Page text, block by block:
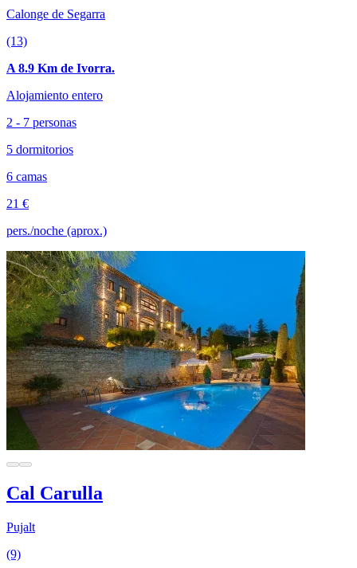
Calonge de Segarra
(13)
A 8.9 Km de Ivorra.
Alojamiento entero
2 - 7 personas
5 dormitorios
6 camas
21 €
pers./noche (aprox.)
Cal Carulla
Pujalt
(9)